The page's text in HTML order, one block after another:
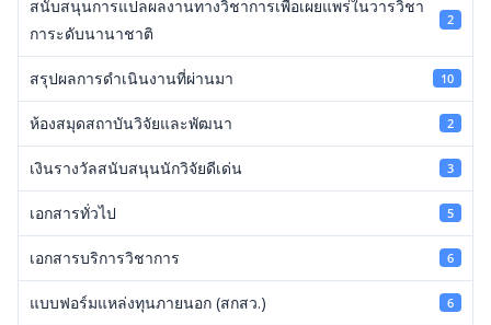
สนับสนุนการแปลผลงานทางวิชาการเพื่อเผยแพร่ในวารวิชา
การะดับนานาชาติ
2
สรุปผลการดำเนินงานที่ผ่านมา 10
ห้องสมุดสถาบันวิจัยและพัฒนา 2
เงินรางวัลสนับสนุนนักวิจัยดีเด่น 3
เอกสารทั่วไป 5
เอกสารบริการวิชาการ 6
แบบฟอร์มแหล่งทุนภายนอก (สกสว.) 6